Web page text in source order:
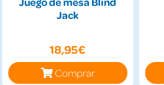
Jack
18,95€
Comprar